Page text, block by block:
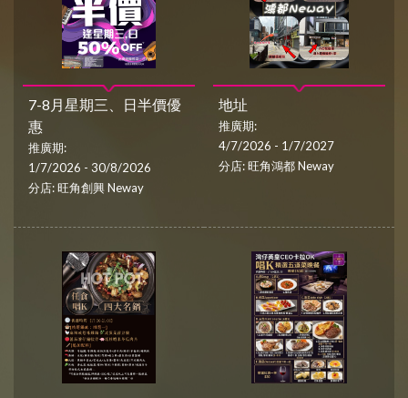
7-8月星期三、日半價優
惠
推廣期:
1/7/2026 - 30/8/2026
分店: 旺角創興 Neway
地址
推廣期:
4/7/2026 - 1/7/2027
分店: 旺角鴻都 Neway